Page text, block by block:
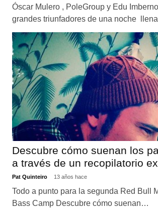
Óscar Mulero , PoleGroup y Edu
grandes triunfadores de una noche
Descubre cómo suenan los
a través de un recopilatorio
Pat Quinteiro 13 años hace
Todo a punto para la segunda Red Bull
Bass Camp Descubre cómo suenan…